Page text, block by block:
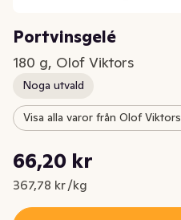
Portvinsgelé
180 g, Olof Viktors
Noga utvald
Visa alla varor från Olof Viktors
Nuvarande pris är: 66,20 kr
66,20 kr
367,78 kr /kg
Styckpris: 367,78 kr /kg